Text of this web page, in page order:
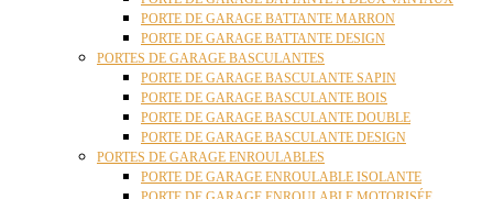
PORTE DE GARAGE BATTANTE MARRON
PORTE DE GARAGE BATTANTE DESIGN
PORTES DE GARAGE BASCULANTES
PORTE DE GARAGE BASCULANTE SAPIN
PORTE DE GARAGE BASCULANTE BOIS
PORTE DE GARAGE BASCULANTE DOUBLE
PORTE DE GARAGE BASCULANTE DESIGN
PORTES DE GARAGE ENROULABLES
PORTE DE GARAGE ENROULABLE ISOLANTE